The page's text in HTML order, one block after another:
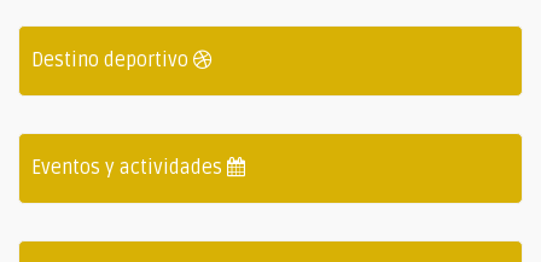
Destino deportivo
Eventos y actividades